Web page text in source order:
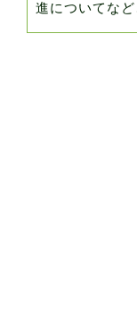
進についてなど